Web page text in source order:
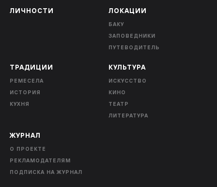
ЛИЧНОСТИ ЛОКАЦИИ
БАКУ
ЗАПОВЕДНИКИ
ПУТЕВОДИТЕЛЬ
ТРАДИЦИИ
РЕМЕСЕЛА
ИСТОРИЯ
КУХНЯ
КУЛЬТУРА
ИСКУССТВО
КИНО
ТЕАТР
ЛИТЕРАТУРА
ЖУРНАЛ
О ПРОЕКТЕ
РЕКЛАМОДАТЕЛЯМ
ПОДПИСКА НА ЖУРНАЛ